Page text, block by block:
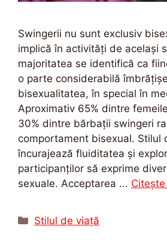
Swingerii nu sunt exclusiv
implică în activități de același
majoritatea se identifică ca
o parte considerabilă
bisexualitatea, în special în
Aproximativ 65% dintre
30% dintre bărbații swingeri
comportament bisexual. Stilul
încurajează fluiditatea și
participanților să exprime
sexuale. Acceptarea ...
Categorii
Stilul de viață